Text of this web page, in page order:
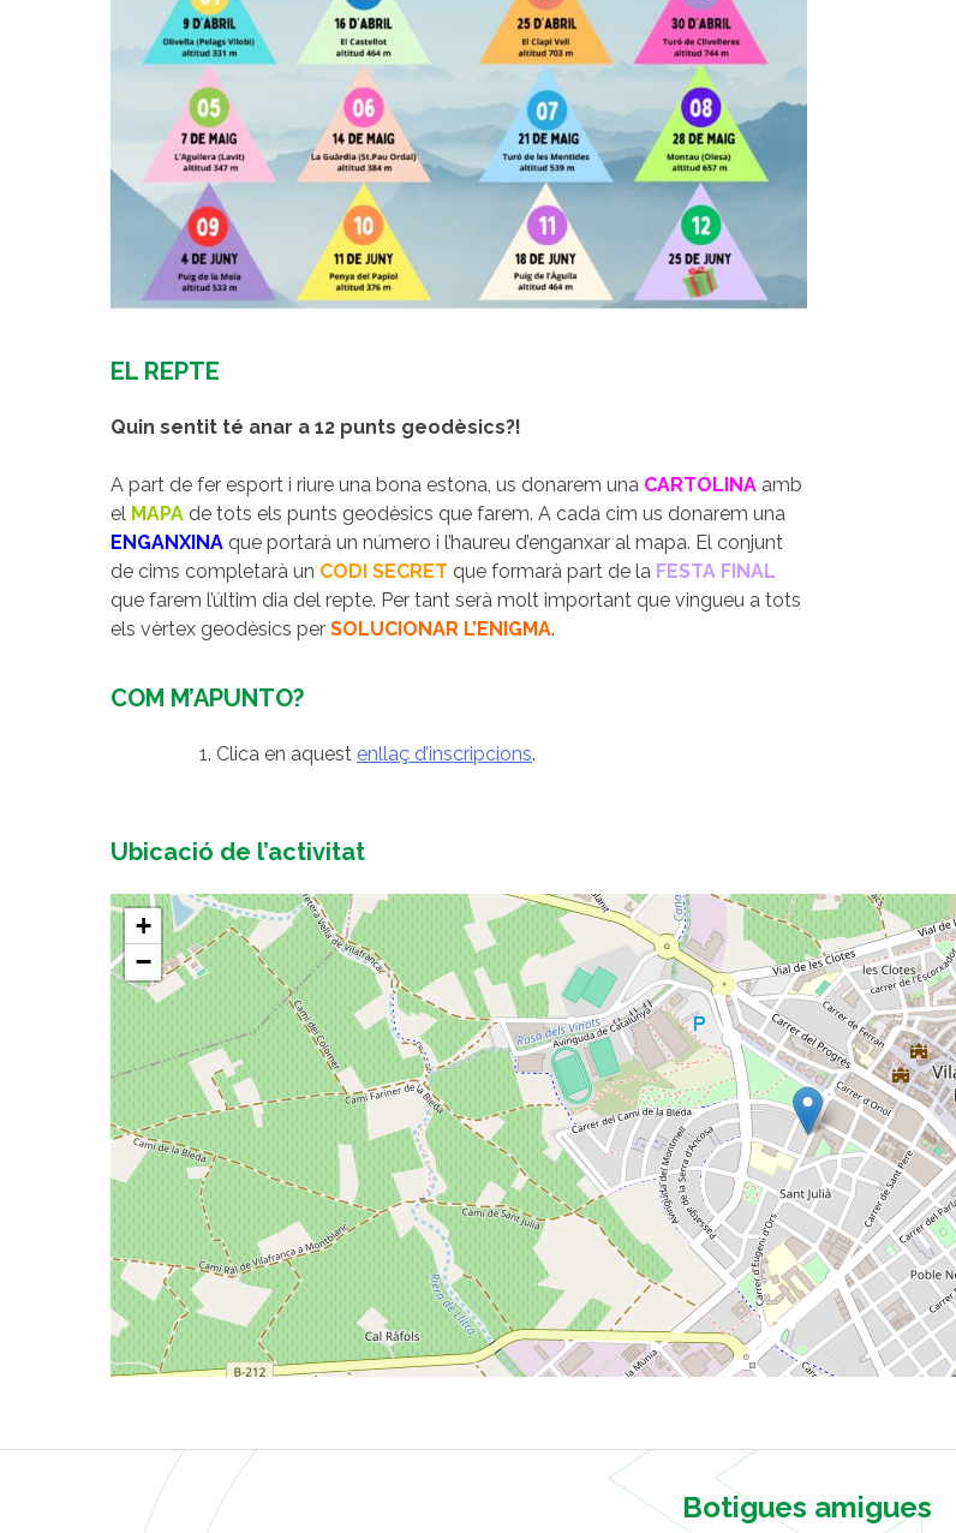
EL REPTE
Quin sentit té anar a 12 punts geodèsics?!
A part de fer esport i riure una bona estona, us donarem una CARTOLINA amb
el MAPA de tots els punts geodèsics que farem. A cada cim us donarem una
ENGANXINA que portarà un número i l’haureu d’enganxar al mapa. El conjunt
de cims completarà un CODI SECRET que formarà part de la FESTA FINAL
que farem l’últim dia del repte. Per tant serà molt important que vingueu a tots
els vèrtex geodèsics per SOLUCIONAR L’ENIGMA.
COM M’APUNTO?
Clica en aquest enllaç d’inscripcions.
Ubicació de l’activitat
+
−
Botigues amigues